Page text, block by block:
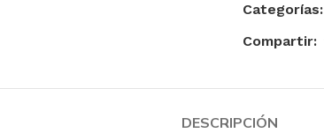
Categorías:
Compartir:
DESCRIPCIÓN